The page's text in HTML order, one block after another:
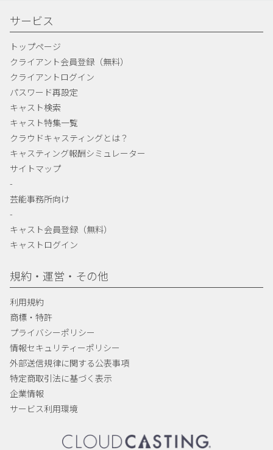
サービス
トップページ
クライアント会員登録（無料）
クライアントログイン
パスワード再設定
キャスト検索
キャスト特集一覧
クラウドキャスティングとは？
キャスティング報酬シミュレーター
サイトマップ
-
芸能事務所向け
-
キャスト会員登録（無料）
キャストログイン
規約・運営・その他
利用規約
商標・特許
プライバシーポリシー
情報セキュリティーポリシー
外部送信規律に関する公表事項
特定商取引法に基づく表示
企業情報
サービス利用環境